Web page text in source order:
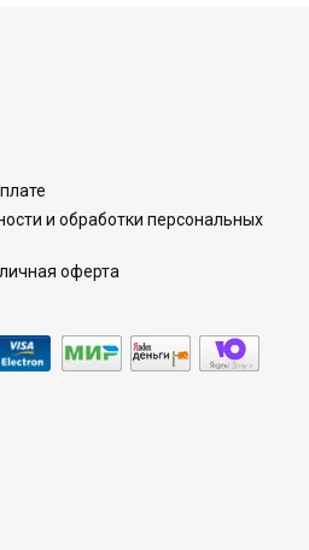
и обработки персональных
оферта